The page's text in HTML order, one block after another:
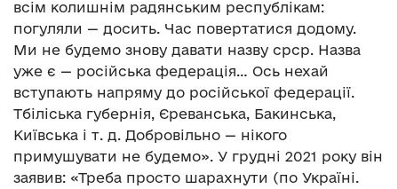
всім колишнім радянським республікам:
погуляли — досить. Час повертатися додому.
Ми не будемо знову давати назву срср. Назва
уже є — російська федерація… Ось нехай
вступають напряму до російської федерації.
Тбіліська губернія, Єреванська, Бакинська,
Київська і т. д. Добровільно — нікого
примушувати не будемо». У грудні 2021 року він
заявив: «Треба просто шарахнути (по Україні.